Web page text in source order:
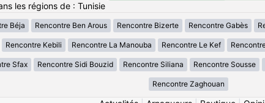
les régions de : Tunisie
Béja Rencontre Ben Arous Rencontre Bizerte Rencontre Gabès
Rencontre Kebili Rencontre La Manouba Rencontre Le Kef
Sfax Rencontre Sidi Bouzid Rencontre Siliana Rencontre Sousse
Rencontre Zaghouan